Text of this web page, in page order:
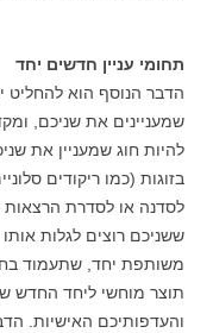
תחומי עניין חדשים יחד
הדבר הנוסף הוא להחליט
שמעניינים את שניכם,
להיות חוג שמעניין את
בזוגות (כמו ריקודים
לסדנה או לסדרת הרצאות
ששניכם רוצים לגלות
משותפת יחד, שתעמוד
תוצר מוחשי ליחד החדש
והעדפותיכם האישיות.